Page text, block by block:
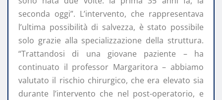
seconda oggi”. L’intervento, che rappresentava
l’ultima possibilità di salvezza, è stato possibile
solo grazie alla specializzazione della struttura.
“Trattandosi di una giovane paziente – ha
continuato il professor Margaritora – abbiamo
valutato il rischio chirurgico, che era elevato sia
durante l’intervento che nel post-operatorio, e